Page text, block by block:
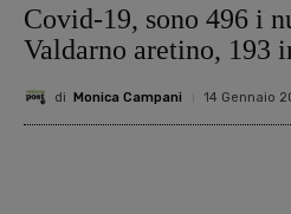
Covid-19, sono 496 i
Valdarno aretino, 193
di Monica Campani 14 Gennaio